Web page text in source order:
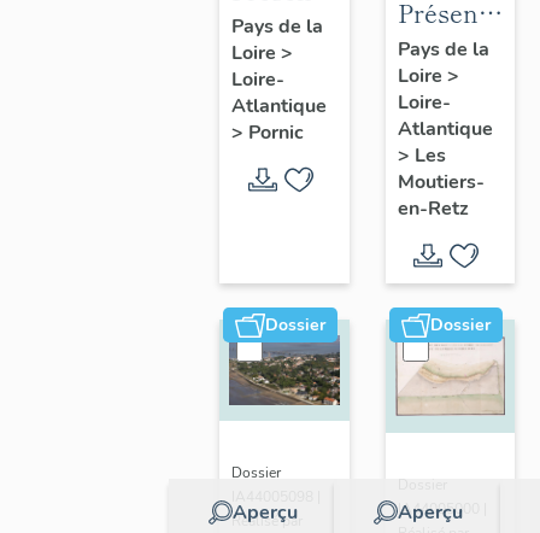
de la
commune
de
Pornic
Pays de la
Loire >
Loire-
Atlantique
> Pornic
de la
commune
des
Moutiers-
en-Retz
Pays de la
Loire >
Loire-
Atlantique
> Les
Moutiers-
en-Retz
Dossier
Aperçu
Dossier
Réalisé par
Dossier
Aperçu
Dossier
IA44005000 |